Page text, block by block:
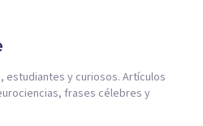
estudiantes y curiosos. Artículos
frases célebres y